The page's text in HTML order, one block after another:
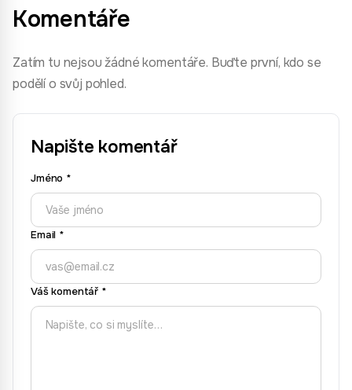
Komentáře
Zatím tu nejsou žádné komentáře. Buďte první, kdo se
podělí o svůj pohled.
Napište komentář
Jméno *
Email *
Váš komentář *